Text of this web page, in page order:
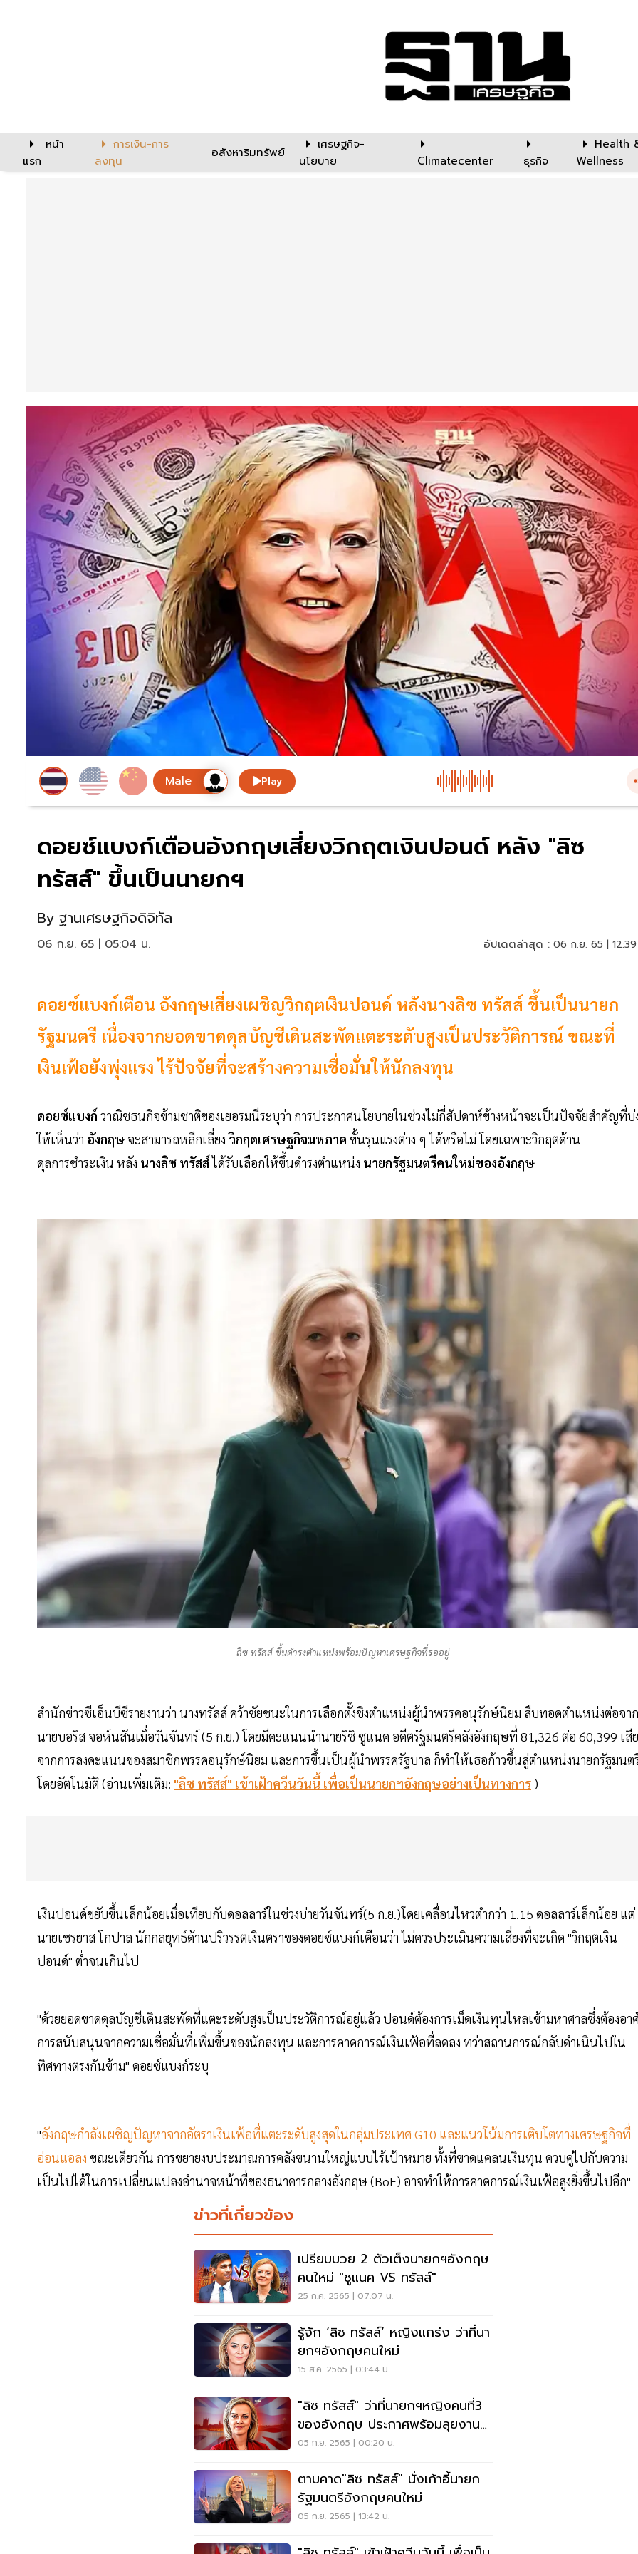
หน้า
แรก
การเงิน-การ
ลงทุน
อสังหาริมทรัพย์
เศรษฐกิจ-
นโยบาย
Climatecenter ธุรกิจ
Health
Wellness
Play
ดอยซ์แบงก์เตือนอังกฤษเสี่ยงวิกฤตเงินปอนด์ หลัง "ลิซ
ทรัสส์" ขึ้นเป็นนายกฯ
By ฐานเศรษฐกิจดิจิทัล
06 ก.ย. 65 | 05:04 น. อัปเดตล่าสุด : 06 ก.ย. 65 |
ดอยซ์แบงก์เตือน อังกฤษเสี่ยงเผชิญวิกฤตเงินปอนด์ หลังนางลิซ ทรัสส์ ขึ้นเป็นนายก
รัฐมนตรี เนื่องจากยอดขาดดุลบัญชีเดินสะพัดแตะระดับสูงเป็นประวัติการณ์ ขณะที่
เงินเฟ้อยังพุ่งแรง ไร้ปัจจัยที่จะสร้างความเชื่อมั่นให้นักลงทุน
ดอยซ์แบงก์ วาณิชธนกิจข้ามชาติของเยอรมนีระบุว่า การประกาศนโยบายในช่วงไม่กี่สัปดาห์ข้างหน้าจะเป็นปัจจัยสำคัญที่บ่
ให้เห็นว่า อังกฤษ จะสามารถหลีกเลี่ยงวิกฤตเศรษฐกิจมหภาค ขั้นรุนแรงต่าง ๆ ได้หรือไม่ โดยเฉพาะวิกฤตด้าน
ดุลการชำระเงิน หลัง นางลิซ ทรัสส์ได้รับเลือกให้ขึ้นดำรงตำแหน่ง นายกรัฐมนตรีคนใหม่ของอังกฤษ
ลิซ ทรัสส์ ขึ้นดำรงตำแหน่งพร้อมปัญหาเศรษฐกิจที่รออยู่
สำนักข่าวซีเอ็นบีซีรายงานว่า นางทรัสส์ คว้าชัยชนะในการเลือกตั้งชิงตำแหน่งผู้นำพรรคอนุรักษ์นิยม สืบทอดตำแหน่งต่อจาก
นายบอริส จอห์นสันเมื่อวันจันทร์ (5 ก.ย.) โดยมีคะแนนนำนายริชิ ซูแนค อดีตรัฐมนตรีคลังอังกฤษที่ 81,326 ต่อ 60,399 เสี
จากการลงคะแนนของสมาชิกพรรคอนุรักษ์นิยม และการขึ้นเป็นผู้นำพรรครัฐบาล ก็ทำให้เธอก้าวขึ้นสู่ตำแหน่งนายกรัฐมนต
โดยอัตโนมัติ (อ่านเพิ่มเติม: "ลิซ ทรัสส์" เข้าเฝ้าควีนวันนี้ เพื่อเป็นนายกฯอังกฤษอย่างเป็นทางการ )
เงินปอนด์ขยับขึ้นเล็กน้อยเมื่อเทียบกับดอลลาร์ในช่วงบ่ายวันจันทร์(5 ก.ย.)โดยเคลื่อนไหวต่ำกว่า 1.15 ดอลลาร์เล็กน้อย แต่
นายเชรยาส โกปาล นักกลยุทธ์ด้านปริวรรตเงินตราของดอยซ์แบงก์เตือนว่า ไม่ควรประเมินความเสี่ยงที่จะเกิด "วิกฤตเงิน
ปอนด์" ต่ำจนเกินไป
"ด้วยยอดขาดดุลบัญชีเดินสะพัดที่แตะระดับสูงเป็นประวัติการณ์อยู่แล้ว ปอนด์ต้องการเม็ดเงินทุนไหลเข้ามหาศาลซึ่งต้องอา
การสนับสนุนจากความเชื่อมั่นที่เพิ่มขึ้นของนักลงทุน และการคาดการณ์เงินเฟ้อที่ลดลง ทว่าสถานการณ์กลับดำเนินไปใน
ทิศทางตรงกันข้าม" ดอยซ์แบงก์ระบุ
"อังกฤษกำลังเผชิญปัญหาจากอัตราเงินเฟ้อที่แตะระดับสูงสุดในกลุ่มประเทศ G10 และแนวโน้มการเติบโตทางเศรษฐกิจที่
อ่อนแอลง ขณะเดียวกัน การขยายงบประมาณการคลังขนานใหญ่แบบไร้เป้าหมาย ทั้งที่ขาดแคลนเงินทุน ควบคู่ไปกับความ
เป็นไปได้ในการเปลี่ยนแปลงอำนาจหน้าที่ของธนาคารกลางอังกฤษ (BoE) อาจทำให้การคาดการณ์เงินเฟ้อสูงยิ่งขึ้นไปอีก"
ข่าวที่เกี่ยวข้อง
เปรียบมวย 2 ตัวเต็งนายกฯอังกฤษ
คนใหม่ "ซูแนค VS ทรัสส์"
25 ก.ค. 2565 | 07:07 น.
รู้จัก ‘ลิซ ทรัสส์’ หญิงแกร่ง ว่าที่นา
ยกฯอังกฤษคนใหม่
15 ส.ค. 2565 | 03:44 น.
"ลิซ ทรัสส์" ว่าที่นายกฯหญิงคนที่3
ของอังกฤษ ประกาศพร้อมลุยงาน
ทันที
05 ก.ย. 2565 | 00:20 น.
ตามคาด"ลิซ ทรัสส์" นั่งเก้าอี้นายก
รัฐมนตรีอังกฤษคนใหม่
05 ก.ย. 2565 | 13:42 น.